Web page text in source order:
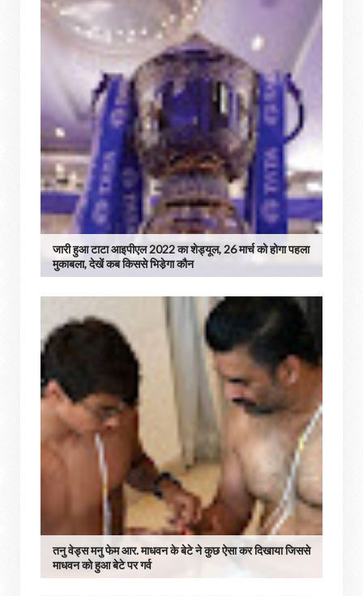
जारी हुआ टाटा आइपीएल 2022 का शेड्यूल, 26 मार्च को होगा पहला
मुकाबला, देखें कब किससे भिडे़गा कौन
तनु वेड्स मनु फेम आर. माधवन के बेटे ने कुछ ऐसा कर दिखाया जिससे
माधवन को हुआ बेटे पर गर्व